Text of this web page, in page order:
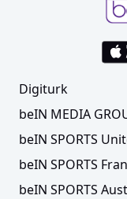
Digiturk
beIN MEDIA
beIN SPORTS
beIN SPORTS
beIN SPORTS